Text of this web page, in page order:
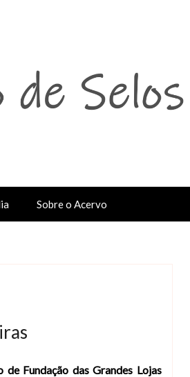
Sobre o Acervo
de Fundação das Grandes Lojas